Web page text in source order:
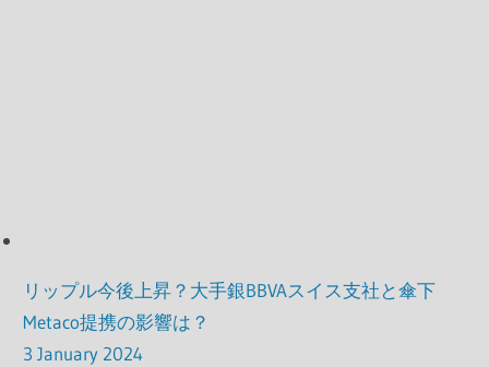
リップル今後上昇？大手銀BBVAスイス支社と傘下
Metaco提携の影響は？
3 January 2024